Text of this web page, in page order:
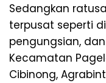
Sedangkan
terpusat seperti
pengungsian,
Kecamatan
Cibinong,